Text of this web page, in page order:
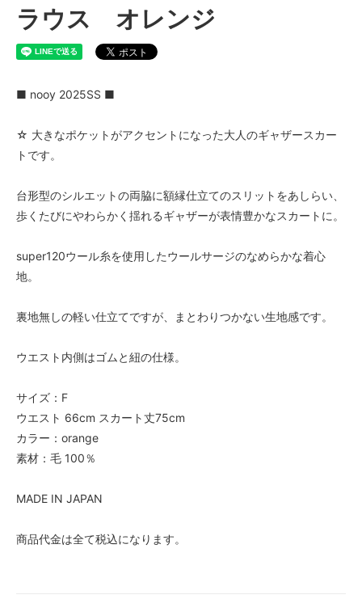
ラウス オレンジ
■ nooy 2025SS ■
☆ 大きなポケットがアクセントになった大人のギャザースカー
トです。
台形型のシルエットの両脇に額縁仕立てのスリットをあしらい、
歩くたびにやわらかく揺れるギャザーが表情豊かなスカートに。
super120ウール糸を使用したウールサージのなめらかな着心
地。
裏地無しの軽い仕立てですが、まとわりつかない生地感です。
ウエスト内側はゴムと紐の仕様。
サイズ：F
ウエスト 66cm スカート丈75cm
カラー：orange
素材：毛 100％
MADE IN JAPAN
商品代金は全て税込になります。